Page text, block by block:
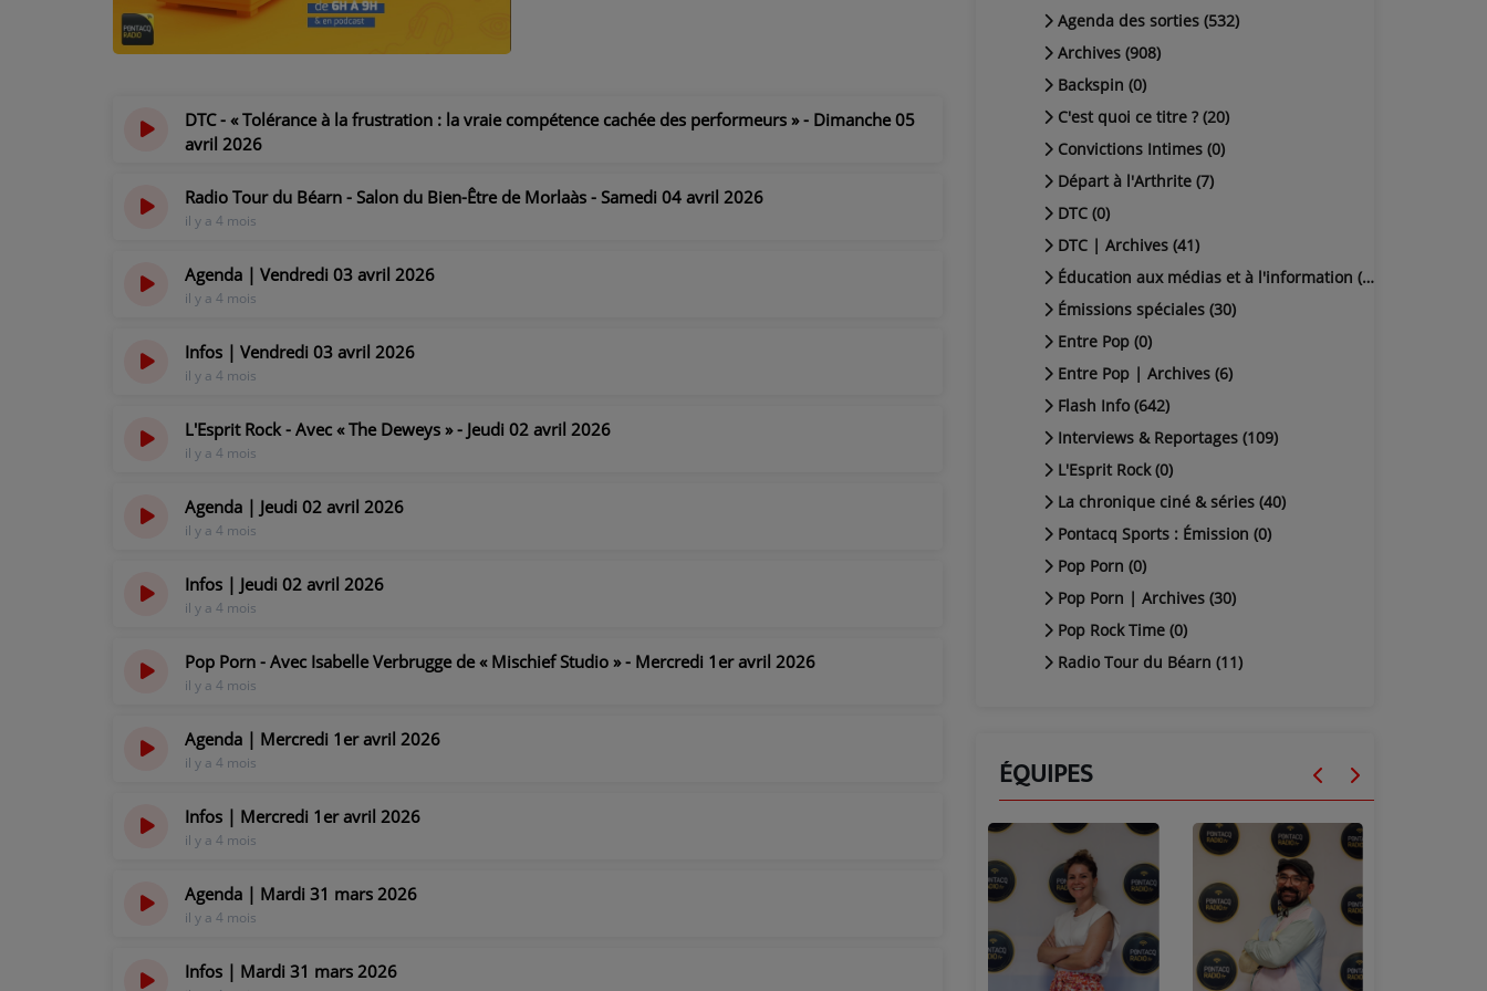
NOS PROGRAMMES COURTS
VOS ÉMISSIONS EN IMAGES
VOTRE PUBLICITÉ SUR PONTACQ RADIO
EN QUOI ÇA CONSISTE ?
VENEZ DANS LE PUBLIC !
CRÉATIONS AUDIOVISUELLES
L'ŒIL DE L'OIE | PRÉSENTATION
DTC - « Tolérance à la frustration : la vraie compétence cachée des performeurs » - Dimanche 05
avril 2026
Radio Tour du Béarn - Salon du Bien-Être de Morlaàs - Samedi 04 avril 2026
il y a 4 mois
Agenda | Vendredi 03 avril 2026
il y a 4 mois
Infos | Vendredi 03 avril 2026
il y a 4 mois
L'Esprit Rock - Avec « The Deweys » - Jeudi 02 avril 2026
il y a 4 mois
Agenda | Jeudi 02 avril 2026
il y a 4 mois
Infos | Jeudi 02 avril 2026
il y a 4 mois
Pop Porn - Avec Isabelle Verbrugge de « Mischief Studio » - Mercredi 1er avril 2026
il y a 4 mois
Agenda | Mercredi 1er avril 2026
il y a 4 mois
Infos | Mercredi 1er avril 2026
il y a 4 mois
Agenda | Mardi 31 mars 2026
il y a 4 mois
Infos | Mardi 31 mars 2026
Agenda des sorties (532)
Archives (908)
Backspin (0)
C'est quoi ce titre ? (20)
Convictions Intimes (0)
Départ à l'Arthrite (7)
DTC (0)
DTC | Archives (41)
Éducation aux médias et à l'information (38)
Émissions spéciales (30)
Entre Pop (0)
Entre Pop | Archives (6)
Flash Info (642)
Interviews & Reportages (109)
L'Esprit Rock (0)
La chronique ciné & séries (40)
Pontacq Sports : Émission (0)
Pop Porn (0)
Pop Porn | Archives (30)
Pop Rock Time (0)
Radio Tour du Béarn (11)
ÉQUIPES